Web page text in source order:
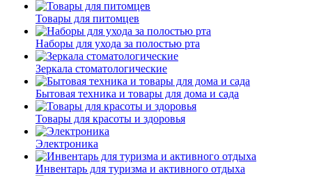
Товары для питомцев
Наборы для ухода за полостью рта
Зеркала стоматологические
Бытовая техника и товары для дома и сада
Товары для красоты и здоровья
Электроника
Инвентарь для туризма и активного отдыха